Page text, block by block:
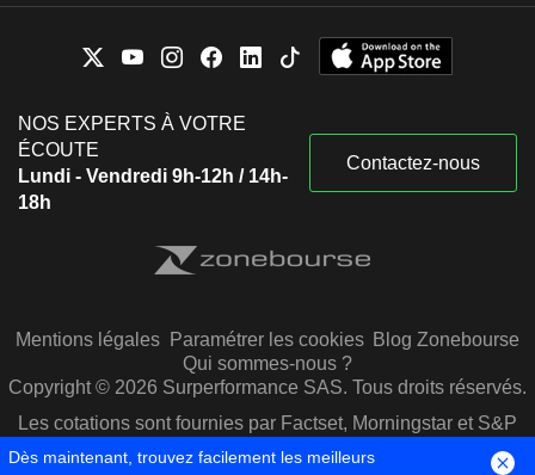
NOS EXPERTS À VOTRE
ÉCOUTE
Lundi - Vendredi 9h-12h / 14h-
18h
Contactez-nous
Mentions légales Paramétrer les cookies Blog Zonebourse
Qui sommes-nous ?
Copyright © 2026 Surperformance SAS. Tous droits réservés.
Les cotations sont fournies par Factset, Morningstar et S&P
Capital IQ
Dès maintenant, trouvez facilement les meilleurs